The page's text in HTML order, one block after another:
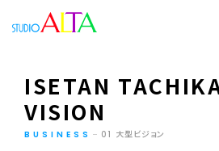
ISETAN
VISION
BUSINESS 01 大型ビジョン